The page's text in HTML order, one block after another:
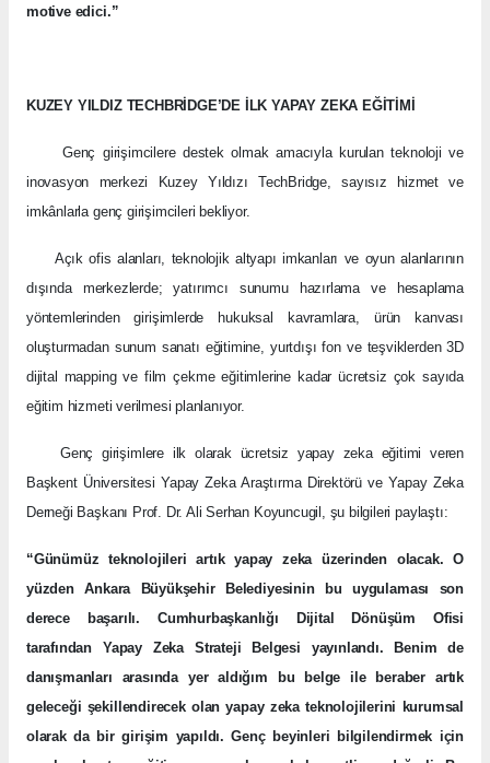
motive edici.”
KUZEY YILDIZ TECHBRİDGE’DE İLK YAPAY ZEKA EĞİTİMİ
Genç girişimcilere destek olmak amacıyla kurulan teknoloji ve
inovasyon merkezi Kuzey Yıldızı TechBridge, sayısız hizmet ve
imkânlarla genç girişimcileri bekliyor.
Açık ofis alanları, teknolojik altyapı imkanları ve oyun alanlarının
dışında merkezlerde; yatırımcı sunumu hazırlama ve hesaplama
yöntemlerinden girişimlerde hukuksal kavramlara, ürün kanvası
oluşturmadan sunum sanatı eğitimine, yurtdışı fon ve teşviklerden 3D
dijital mapping ve film çekme eğitimlerine kadar ücretsiz çok sayıda
eğitim hizmeti verilmesi planlanıyor.
Genç girişimlere ilk olarak ücretsiz yapay zeka eğitimi veren
Başkent Üniversitesi Yapay Zeka Araştırma Direktörü ve Yapay Zeka
Derneği Başkanı Prof. Dr. Ali Serhan Koyuncugil, şu bilgileri paylaştı:
“Günümüz teknolojileri artık yapay zeka üzerinden olacak. O
yüzden Ankara Büyükşehir Belediyesinin bu uygulaması son
derece başarılı. Cumhurbaşkanlığı Dijital Dönüşüm Ofisi
tarafından Yapay Zeka Strateji Belgesi yayınlandı. Benim de
danışmanları arasında yer aldığım bu belge ile beraber artık
geleceği şekillendirecek olan yapay zeka teknolojilerini kurumsal
olarak da bir girişim yapıldı. Genç beyinleri bilgilendirmek için